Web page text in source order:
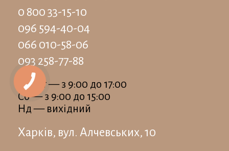
0 800 33-15-10
096 594-40-04
066 010-58-06
093 258-77-88
Пн-Пт — з 9:00 до 17:00
Сб — з 9:00 до 15:00
Нд — вихідний
Харків, вул. Алчевських, 10